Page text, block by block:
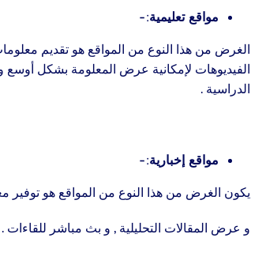
مواقع تعليمية:-
الغرض من هذا النوع من المواقع هو تقديم
الفيديوهات لإمكانية عرض المعلومة بشكل أوسع
الدراسية .
مواقع إخبارية:-
يكون الغرض من هذا النوع من المواقع هو توفير
و عرض المقالات التحليلية , و بث مباشر للقاءات .